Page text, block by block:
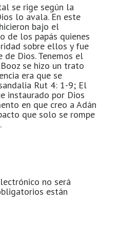
se rige según la
lo avala. En este
bajo el
de los papás quienes
sobre ellos y fue
Dios. Tenemos el
se hizo un trato
era que se
Rut 4: 1-9; El
instaurado por Dios
en que creo a Adán
que solo se rompe
no será
están